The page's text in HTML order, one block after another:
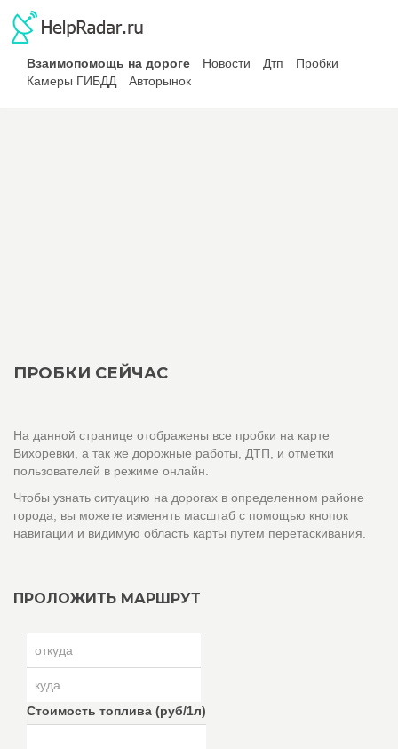
Взаимопомощь на дороге Новости Дтп
Пробки
Камеры ГИБДД
Авторынок
ПРОБКИ СЕЙЧАС
На данной странице отображены все пробки на карте
Вихоревки, а так же дорожные работы, ДТП, и отметки
пользователей в режиме онлайн.
Чтобы узнать ситуацию на дорогах в определенном районе
города, вы можете изменять масштаб с помощью кнопок
навигации и видимую область карты путем перетаскивания.
ПРОЛОЖИТЬ МАРШРУТ
Стоимость топлива (руб/1л)